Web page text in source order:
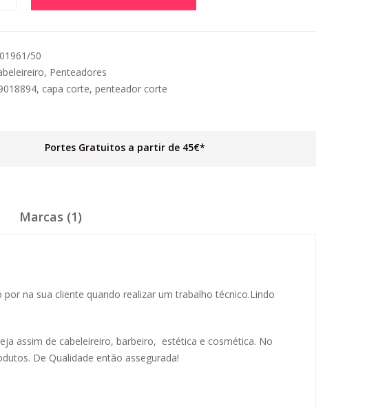
50
, Penteadores
, capa corte, penteador corte
Portes Gratuitos a partir de 45€*
Marcas (1)
por na sua cliente quando realizar um trabalho técnico.Lindo
assim de cabeleireiro, barbeiro, estética e cosmética. No
De Qualidade então assegurada!